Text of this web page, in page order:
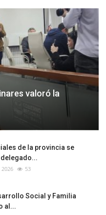
valoró la
de la provincia se
53
Social y Familia
al...